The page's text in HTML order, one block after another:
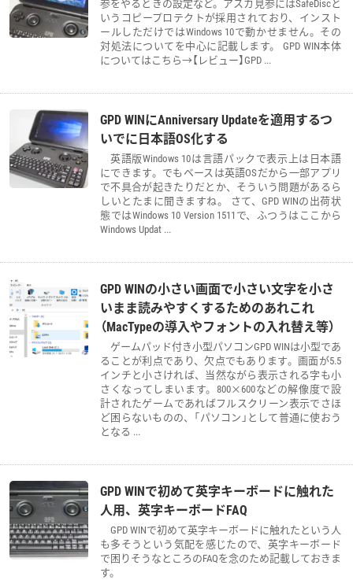
いうコピープロテクトが採用されており、インスト
ールしただけではWindows 10で動かせません。その
対処法についてを中心に記載します。 GPD WIN本体
についてはこちら→【レビュー】GPD ...
GPD WINにAnniversary Updateを適用するつ
いでに日本語OS化する
英語版Windows 10は言語パックで表示上は日本語
にできます。でもベースは英語OSだから一部アプリ
で不具合が起きたりだとか、そういう問題があるら
しいとたまに聞きますね。 さて、GPD WINの出荷状
態ではWindows 10 Version 1511で、ふつうはここから
Windows Updat ...
GPD WINの小さい画面で小さい文字を小さ
いまま読みやすくするためのあれこれ
（MacTypeの導入やフォントの入れ替え等）
ゲームパッド付き小型パソコンGPD WINは小型であ
ることが利点であり、欠点でもあります。画面が5.5
インチと小さければ、当然ながら表示される字も小
さくなってしまいます。800×600などの解像度で設
計されたゲームであればフルスクリーン表示でさほ
ど困らないものの、「パソコン」として普通に使おう
となる ...
GPD WINで初めて英字キーボードに触れた
人用、英字キーボードFAQ
GPD WINで初めて英字キーボードに触れたという人
も多そうという気配を感じたので、英字キーボード
で困りそうなところのFAQを念のため記載しておきま
す。